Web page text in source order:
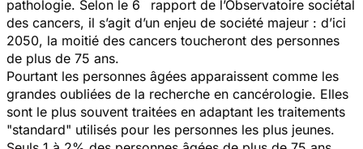
pathologie. Selon le 6
rapport de l’Observatoire sociétal
des cancers, il s’agit d’un enjeu de société majeur : d’ici
2050, la moitié des cancers toucheront des personnes
de plus de 75 ans.
Pourtant les personnes âgées apparaissent comme les
grandes oubliées de la recherche en cancérologie. Elles
sont le plus souvent traitées en adaptant les traitements
"standard" utilisés pour les personnes les plus jeunes.